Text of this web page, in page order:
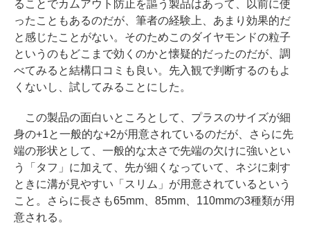
ることでカムアウト防止を謳う製品はあって、以前に使
ったこともあるのだが、筆者の経験上、あまり効果的だ
と感じたことがない。そのためこのダイヤモンドの粒子
というのもどこまで効くのかと懐疑的だったのだが、調
べてみると結構口コミも良い。先入観で判断するのもよ
くないし、試してみることにした。
この製品の面白いところとして、プラスのサイズが細
身の+1と一般的な+2が用意されているのだが、さらに先
端の形状として、一般的な太さで先端の欠けに強いとい
う「タフ」に加えて、先が細くなっていて、ネジに刺す
ときに溝が見やすい「スリム」が用意されているという
こと。さらに長さも65mm、85mm、110mmの3種類が用
意される。